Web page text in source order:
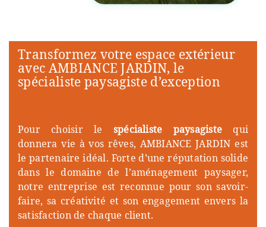
Transformez votre espace extérieur
avec AMBIANCE JARDIN, le
spécialiste paysagiste d’exception
Pour choisir le spécialiste paysagiste qui
donnera vie à vos rêves, AMBIANCE JARDIN est
le partenaire idéal. Forte d’une réputation solide
dans le domaine de l’aménagement paysager,
notre entreprise est reconnue pour son savoir-
faire, sa créativité et son engagement envers la
satisfaction de chaque client.